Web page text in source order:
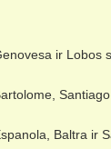
ir Lobos
Baltra ir